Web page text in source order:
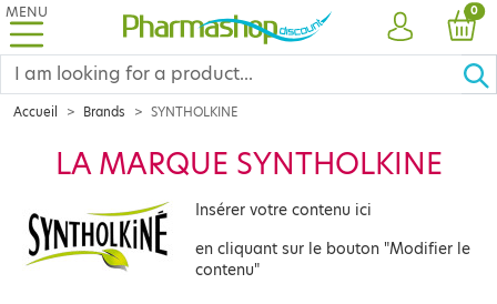
MENU
ACCOUNT
0
Accueil Brands SYNTHOLKINE
LA MARQUE SYNTHOLKINE
Insérer votre contenu ici
en cliquant sur le bouton "Modifier le
contenu"